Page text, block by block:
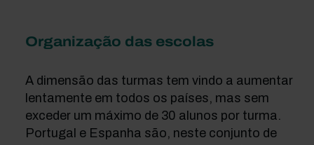
Organização das escolas
A dimensão das turmas tem vindo a aumentar
lentamente em todos os países, mas sem
exceder um máximo de 30 alunos por turma.
Portugal e Espanha são, neste conjunto de